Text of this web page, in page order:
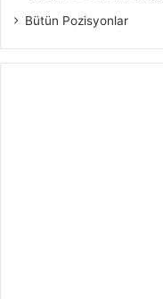
Bütün Pozisyonlar